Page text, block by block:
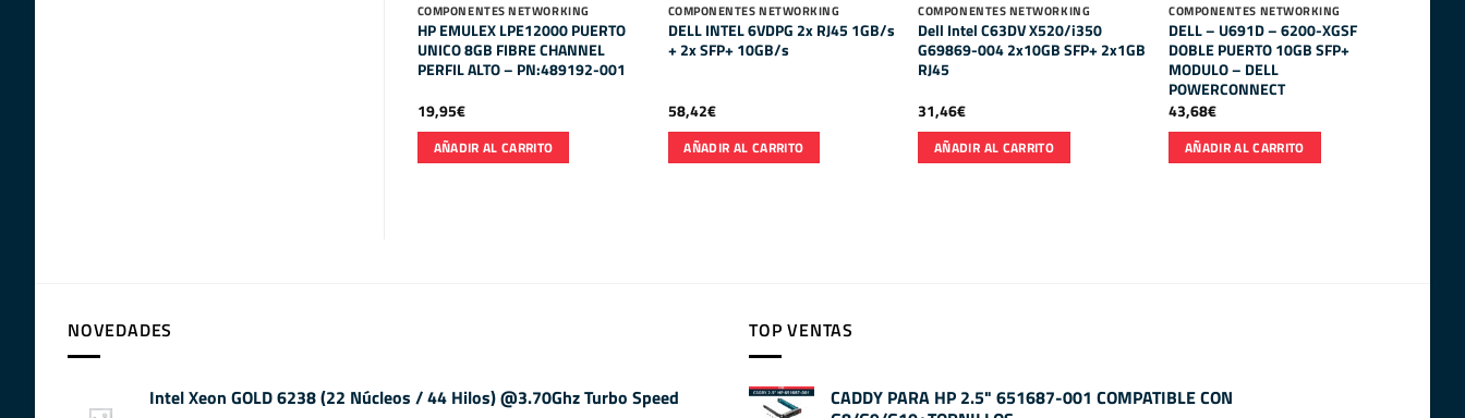
COMPONENTES NETWORKING
HP EMULEX LPE12000 PUERTO
UNICO 8GB FIBRE CHANNEL
PERFIL ALTO – PN:489192-001
19,95€
AÑADIR AL CARRITO
COMPONENTES NETWORKING
DELL INTEL 6VDPG 2x RJ45 1GB/s
+ 2x SFP+ 10GB/s
58,42€
AÑADIR AL CARRITO
COMPONENTES NETWORKING
Dell Intel C63DV X520/i350
G69869-004 2x10GB SFP+ 2x1GB
RJ45
31,46€
AÑADIR AL CARRITO
COMPONENTES NETWORKING
DELL – U691D – 6200-XGSF
DOBLE PUERTO 10GB SFP+
MODULO – DELL
POWERCONNECT
43,68€
AÑADIR AL CARRITO
NOVEDADES
Intel Xeon GOLD 6238 (22 Núcleos / 44 Hilos) @3.70Ghz Turbo Speed
TOP VENTAS
CADDY PARA HP 2.5" 651687-001 COMPATIBLE CON